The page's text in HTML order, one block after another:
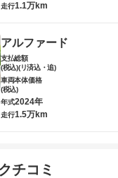
走行1.1万km
アルファード
支払総額
(税込)(リ済込・追)
車両本体価格
(税込)
年式2024年
走行1.5万km
チコミ